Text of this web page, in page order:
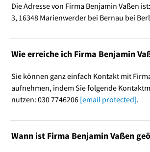
Die Adresse von Firma Benjamin Vaßen
3, 16348 Marienwerder bei Bernau bei
Wie erreiche ich Firma Benjamin
Sie können ganz einfach Kontakt mit
aufnehmen, indem Sie folgende
nutzen: 030 7746206 [email protected].
Wann ist Firma Benjamin Vaßen